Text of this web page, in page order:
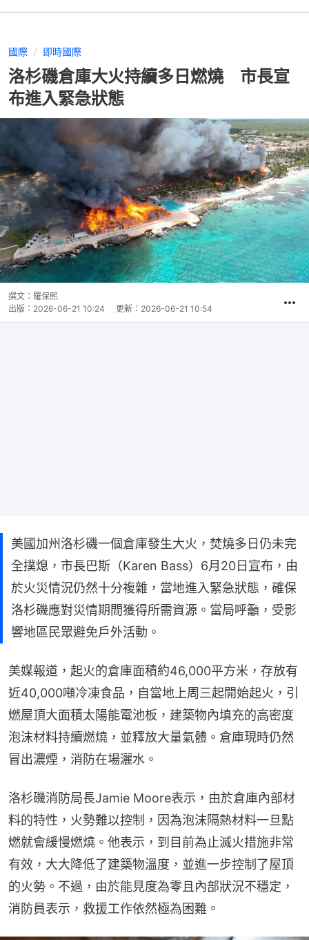
國際 即時國際
洛杉磯倉庫大火持續多日燃燒 市長宣
布進入緊急狀態
撰文： 羅保熙
出版： 2026-06-21 10:24 更新： 2026-06-21 10:54
美國加州洛杉磯一個倉庫發生大火，焚燒多日仍未完
全撲熄，市長巴斯（Karen Bass）6月20日宣布，由
於火災情況仍然十分複雜，當地進入緊急狀態，確保
洛杉磯應對災情期間獲得所需資源。當局呼籲，受影
響地區民眾避免戶外活動。
美媒報道，起火的倉庫面積約46,000平方米，存放有
近40,000噸冷凍食品，自當地上周三起開始起火，引
燃屋頂大面積太陽能電池板，建築物內填充的高密度
泡沫材料持續燃燒，並釋放大量氣體。倉庫現時仍然
冒出濃煙，消防在場灑水。
洛杉磯消防局長Jamie Moore表示，由於倉庫內部材
料的特性，火勢難以控制，因為泡沫隔熱材料一旦點
燃就會緩慢燃燒。他表示，到目前為止滅火措施非常
有效，大大降低了建築物溫度，並進一步控制了屋頂
的火勢。不過，由於能見度為零且內部狀況不穩定，
消防員表示，救援工作依然極為困難。